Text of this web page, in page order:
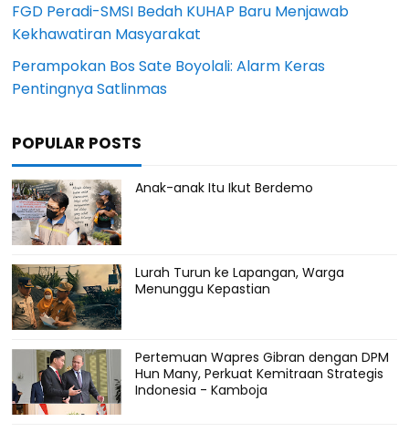
FGD Peradi-SMSI Bedah KUHAP Baru Menjawab
Kekhawatiran Masyarakat
Perampokan Bos Sate Boyolali: Alarm Keras
Pentingnya Satlinmas
POPULAR POSTS
Anak-anak Itu Ikut Berdemo
Lurah Turun ke Lapangan, Warga
Menunggu Kepastian
Pertemuan Wapres Gibran dengan DPM
Hun Many, Perkuat Kemitraan Strategis
Indonesia - Kamboja